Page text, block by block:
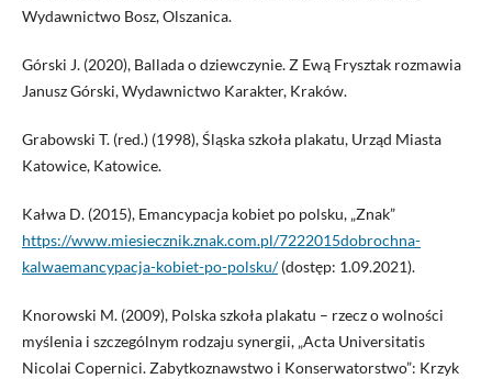
Wydawnictwo Bosz, Olszanica.
Górski J. (2020), Ballada o dziewczynie. Z Ewą Frysztak rozmawia
Janusz Górski, Wydawnictwo Karakter, Kraków.
Grabowski T. (red.) (1998), Śląska szkoła plakatu, Urząd Miasta
Katowice, Katowice.
Kałwa D. (2015), Emancypacja kobiet po polsku, „Znak”
https://www.miesiecznik.znak.com.pl/7222015dobrochna-
kalwaemancypacja-kobiet-po-polsku/(dostęp: 1.09.2021).
Knorowski M. (2009), Polska szkoła plakatu – rzecz o wolności
myślenia i szczególnym rodzaju synergii, „Acta Universitatis
Nicolai Copernici. Zabytkoznawstwo i Konserwatorstwo”: Krzyk